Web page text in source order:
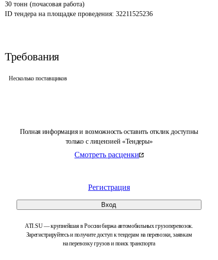
Полная информация и возможность оставить отклик доступны
только с лицензией «Тендеры»
Смотреть расценки
Регистрация
Вход
ATI.SU — крупнейшая в России биржа автомобильных грузоперевозок.
Зарегистрируйтесь и получите доступ к тендерам на перевозки, заявкам
на перевозку грузов и поиск транспорта
30 тонн (почасовая работа)
ID тендера на площадке проведения: 32211525236
Требования
Несколько поставщиков